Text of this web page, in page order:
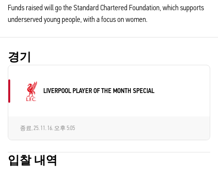
Funds raised will go the Standard Chartered Foundation, which supports
underserved young people, with a focus on women.
경기
LIVERPOOL PLAYER OF THE MONTH SPECIAL
종료,25. 11. 16. 오후 5:05
입찰 내역